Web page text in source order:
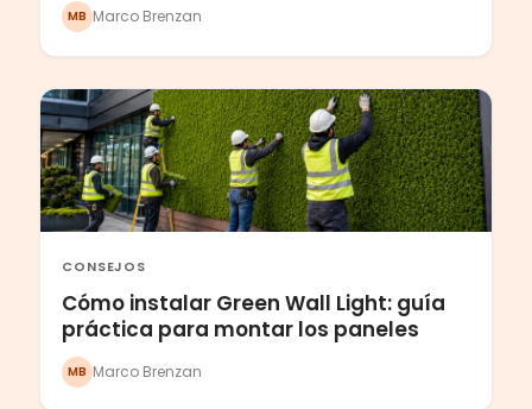
MB Marco Brenzan
CONSEJOS
Cómo instalar Green Wall Light: guía
práctica para montar los paneles
MB Marco Brenzan